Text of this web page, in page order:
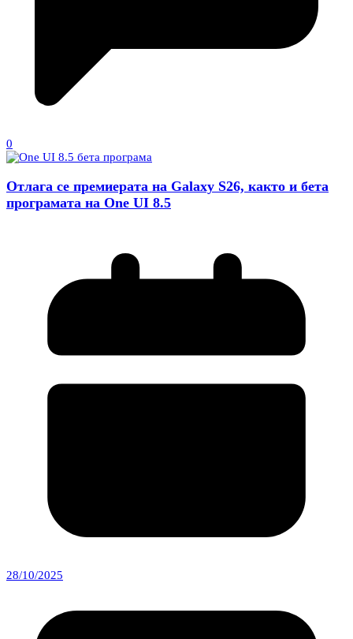
0
Отлага се премиерата на Galaxy S26, както и бета
програмата на One UI 8.5
28/10/2025